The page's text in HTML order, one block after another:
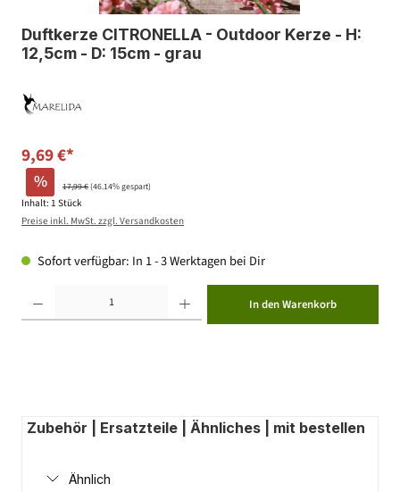
Duftkerze CITRONELLA - Outdoor Kerze - H:
12,5cm - D: 15cm - grau
9,69 €*
% 17,99 €(46.14% gespart)
Inhalt: 1 Stück
Preise inkl. MwSt. zzgl. Versandkosten
Sofort verfügbar: In 1 - 3 Werktagen bei Dir
In den Warenkorb
Zubehör | Ersatzteile | Ähnliches | mit bestellen
Ähnlich